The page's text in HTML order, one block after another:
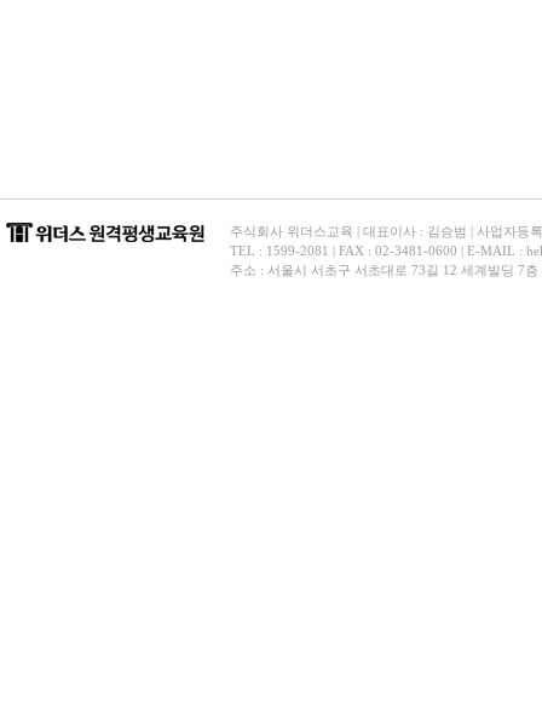
주식회사 위더스교육 | 대표이사 : 김승범 | 사업자등
TEL : 1599-2081 | FAX : 02-3481-0600 | E-MAIL :
주소 : 서울시 서초구 서초대로 73길 12 세계빌딩 7층